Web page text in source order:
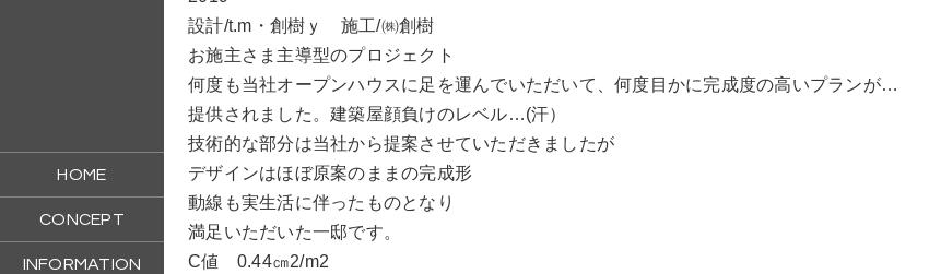
設計/t.m・創樹ｙ 施工/㈱創樹
お施主さま主導型のプロジェクト
何度も当社オープンハウスに足を運んでいただいて、何度目かに完成度の高いプランが…
提供されました。建築屋顔負けのレベル…(汗）
技術的な部分は当社から提案させていただきましたが
デザインはほぼ原案のままの完成形
動線も実生活に伴ったものとなり
満足いただいた一邸です。
C値 0.44㎝2/m2
HOME
CONCEPT
INFORMATION